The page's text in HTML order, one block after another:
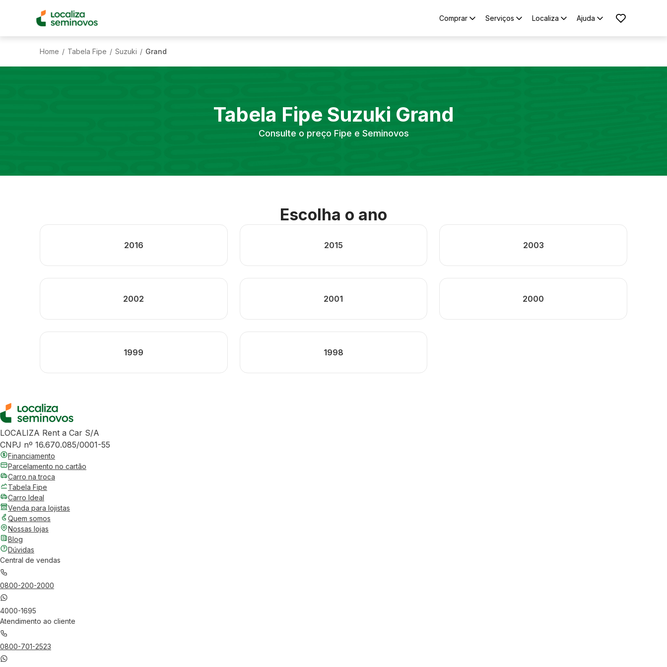
Comprar Serviços Localiza Ajuda
Home / Tabela Fipe / Suzuki / Grand
Tabela Fipe Suzuki Grand
Consulte o preço Fipe e Seminovos
Escolha o ano
2016 2015 2003
2002 2001 2000
1999 1998
LOCALIZA Rent a Car S/A
CNPJ nº 16.670.085/0001-55
Financiamento
Parcelamento no cartão
Carro na troca
Tabela Fipe
Carro Ideal
Venda para lojistas
Quem somos
Nossas lojas
Blog
Dúvidas
Central de vendas
0800-200-2000
4000-1695
Atendimento ao cliente
0800-701-2523